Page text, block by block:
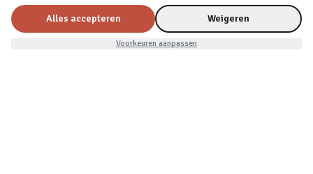
Worstenbroodje
Privacy & cookies
Alles accepteren Weigeren
Voorkeuren aanpassen